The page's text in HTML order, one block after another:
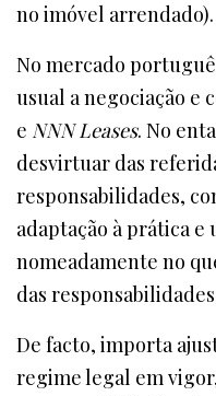
no imóvel arrendado).
No mercado
usual a negociação e
e NNN Leases. No
desvirtuar das
responsabilidades,
adaptação à prática
nomeadamente no
das
De facto, importa
regime legal em